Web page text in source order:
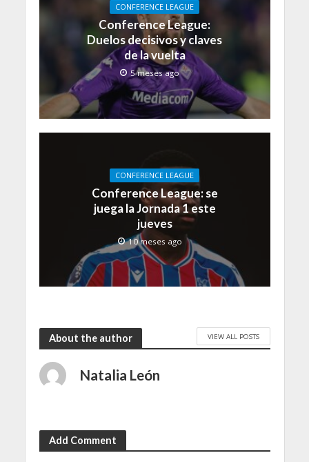
CONFERENCE LEAGUE
Conference League:
Duelos decisivos y claves
de la vuelta
5 meses ago
CONFERENCE LEAGUE
Conference League: se
juega la Jornada 1 este
jueves
10 meses ago
About the author VIEW ALL POSTS
Natalia León
Add Comment